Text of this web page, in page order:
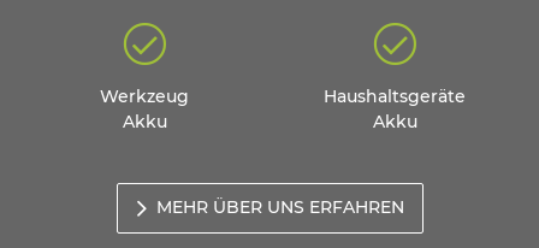
Werkzeug
Akku
Haushaltsgeräte
Akku
MEHR ÜBER UNS ERFAHREN